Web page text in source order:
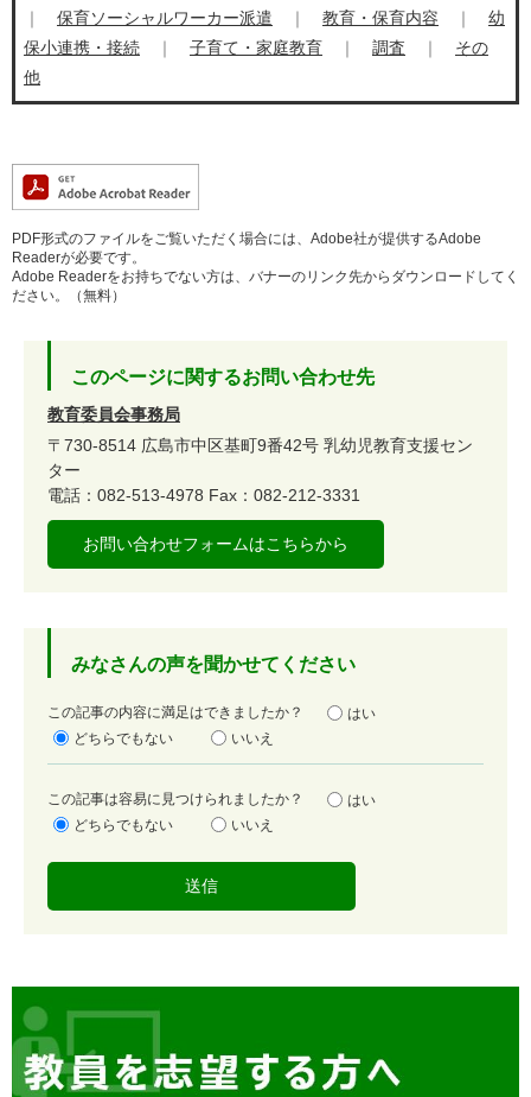
｜
保育ソーシャルワーカー派遣 ｜ 教育・保育内容 ｜
幼
保小連携・接続
｜ 子育て・家庭教育 ｜ 調査 ｜
その
他
PDF形式のファイルをご覧いただく場合には、Adobe社が提供するAdobe
Readerが必要です。
Adobe Readerをお持ちでない方は、バナーのリンク先からダウンロードしてく
ださい。（無料）
このページに関するお問い合わせ先
教育委員会事務局
〒730-8514 広島市中区基町9番42号 乳幼児教育支援セン
ター
電話：082-513-4978 Fax：082-212-3331
お問い合わせフォームはこちらから
みなさんの声を聞かせてください
満
足
この記事の内容に満足はできましたか？
はい
どちらでもない
いいえ
容
易
この記事は容易に見つけられましたか？
はい
どちらでもない
いいえ